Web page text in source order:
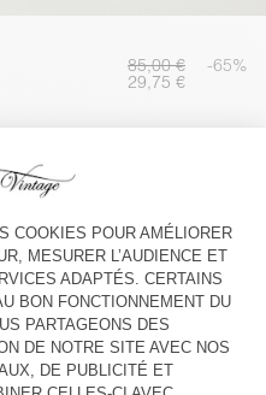
85,00 € -65%
29,75 €
13